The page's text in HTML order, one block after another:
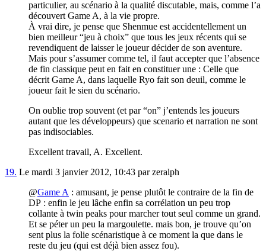
particulier, au scénario à la qualité discutable, mais, comme l’a
découvert Game A, à la vie propre.
À vrai dire, je pense que Shenmue est accidentellement un
bien meilleur “jeu à choix” que tous les jeux récents qui se
revendiquent de laisser le joueur décider de son aventure.
Mais pour s’assumer comme tel, il faut accepter que l’absence
de fin classique peut en fait en constituer une : Celle que
décrit Game A, dans laquelle Ryo fait son deuil, comme le
joueur fait le sien du scénario.
On oublie trop souvent (et par “on” j’entends les joueurs
autant que les développeurs) que scenario et narration ne sont
pas indisociables.
Excellent travail, A. Excellent.
19. Le mardi 3 janvier 2012, 10:43 par zeralph
@Game A : amusant, je pense plutôt le contraire de la fin de
DP : enfin le jeu lâche enfin sa corrélation un peu trop
collante à twin peaks pour marcher tout seul comme un grand.
Et se péter un peu la margoulette. mais bon, je trouve qu’on
sent plus la folie scénaristique à ce moment la que dans le
reste du jeu (qui est déjà bien assez fou).